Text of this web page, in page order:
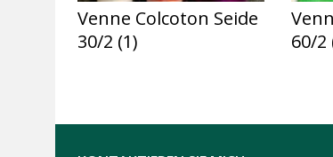
Venne Colcoton Seide
30/2 (1)
60/2